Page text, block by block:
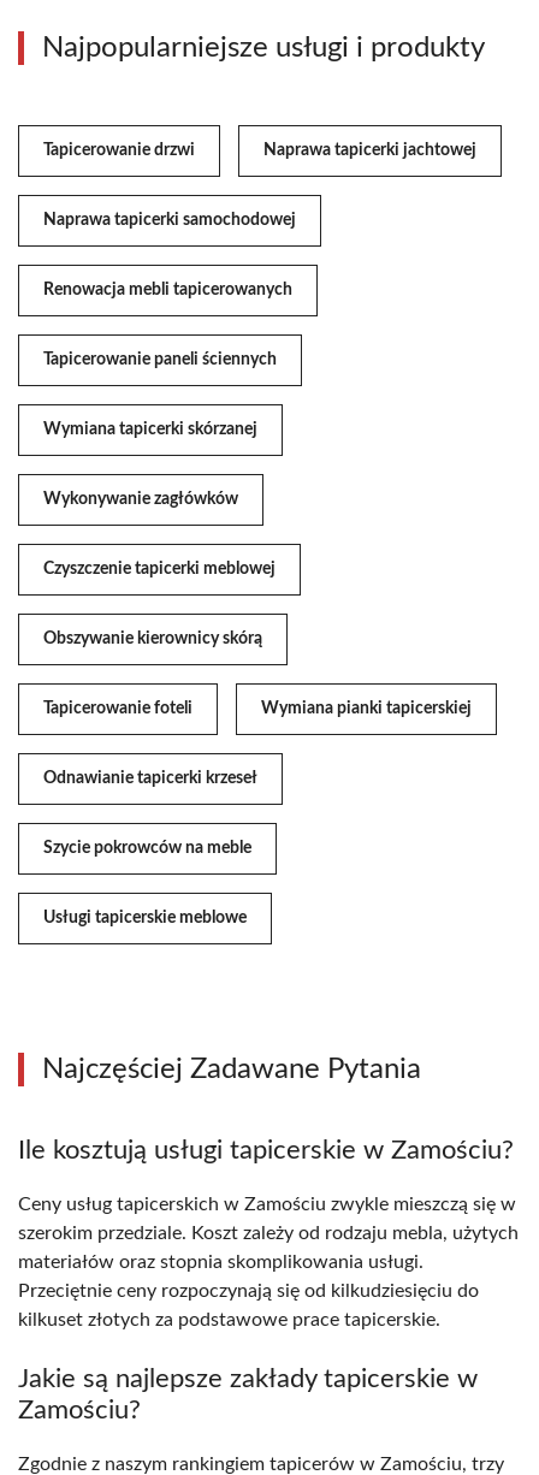
Najpopularniejsze usługi i produkty
Tapicerowanie drzwi Naprawa tapicerki jachtowej
Naprawa tapicerki samochodowej
Renowacja mebli tapicerowanych
Tapicerowanie paneli ściennych
Wymiana tapicerki skórzanej
Wykonywanie zagłówków
Czyszczenie tapicerki meblowej
Obszywanie kierownicy skórą
Tapicerowanie foteli Wymiana pianki tapicerskiej
Odnawianie tapicerki krzeseł
Szycie pokrowców na meble
Usługi tapicerskie meblowe
Najczęściej Zadawane Pytania
Ile kosztują usługi tapicerskie w Zamościu?
Ceny usług tapicerskich w Zamościu zwykle mieszczą się w
szerokim przedziale. Koszt zależy od rodzaju mebla, użytych
materiałów oraz stopnia skomplikowania usługi.
Przeciętnie ceny rozpoczynają się od kilkudziesięciu do
kilkuset złotych za podstawowe prace tapicerskie.
Jakie są najlepsze zakłady tapicerskie w
Zamościu?
Zgodnie z naszym rankingiem tapicerów w Zamościu, trzy